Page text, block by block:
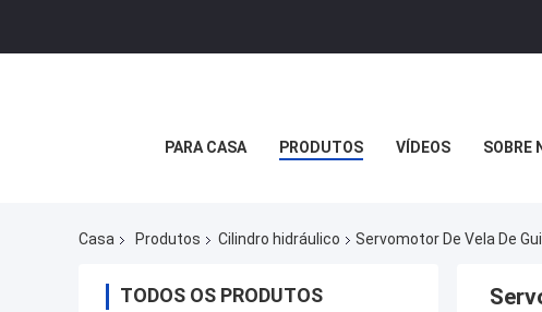
PARA CASA PRODUTOS VÍDEOS SOBRE
Casa Produtos Cilindro hidráulico Servomotor De Vela De
TODOS OS PRODUTOS